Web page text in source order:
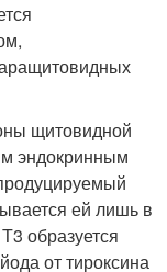
щитовидной
эндокринным
ей лишь в
образуется
от тироксина